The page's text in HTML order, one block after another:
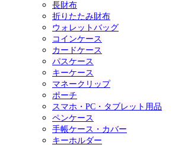
長財布
折りたたみ財布
ウォレットバッグ
コインケース
カードケース
パスケース
キーケース
マネークリップ
ポーチ
スマホ・PC・タブレット用品
ペンケース
手帳ケース・カバー
キーホルダー